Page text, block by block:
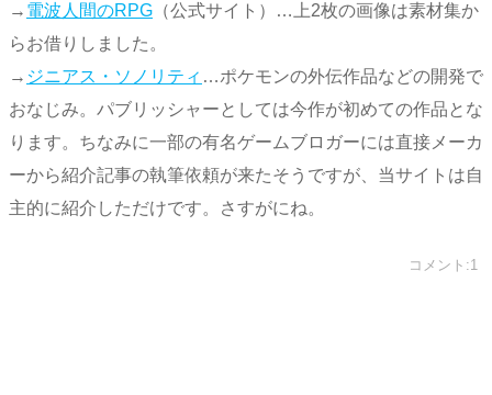
→ 電波人間のRPG （公式サイト）…上2枚の画像は素材集か
らお借りしました。
→ ジニアス・ソノリティ …ポケモンの外伝作品などの開発で
おなじみ。パブリッシャーとしては今作が初めての作品とな
ります。ちなみに一部の有名ゲームブロガーには直接メーカ
ーから紹介記事の執筆依頼が来たそうですが、当サイトは自
主的に紹介しただけです。さすがにね。
コメント:1